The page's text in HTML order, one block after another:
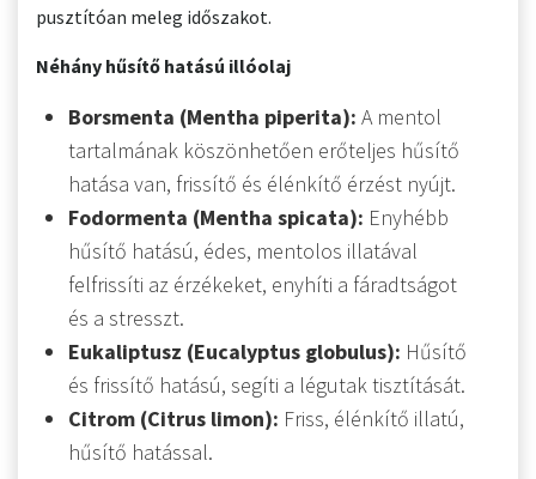
pusztítóan meleg időszakot.
Néhány hűsítő hatású illóolaj
Borsmenta (Mentha piperita): A mentol
tartalmának köszönhetően erőteljes hűsítő
hatása van, frissítő és élénkítő érzést nyújt.
Fodormenta (Mentha spicata): Enyhébb
hűsítő hatású, édes, mentolos illatával
felfrissíti az érzékeket, enyhíti a fáradtságot
és a stresszt.
Eukaliptusz (Eucalyptus globulus): Hűsítő
és frissítő hatású, segíti a légutak tisztítását.
Citrom (Citrus limon): Friss, élénkítő illatú,
hűsítő hatással.